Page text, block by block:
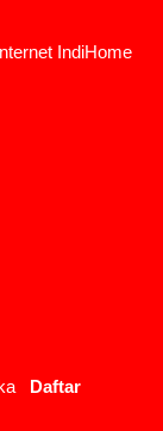
IndiHome
Daftar